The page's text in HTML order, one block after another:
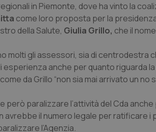
in Piemonte, dove ha vinto la
come loro proposta per la
della Salute, Giulia Grillo, che il
molti gli assessori, sia di centrodestra
esperienza anche per quanto riguarda
da Grillo “non sia mai arrivato un
paralizzare l’attività del Cda
avrebbe il numero legale per ratificare
l’Agenzia.